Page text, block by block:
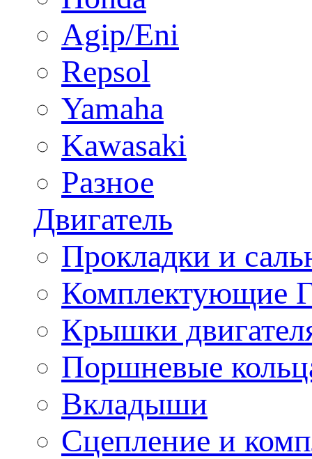
Agip/Eni
Repsol
Yamaha
Kawasaki
Разное
Двигатель
Прокладки и
Комплектующие
Крышки
Поршневые
Вкладыши
Сцепление и